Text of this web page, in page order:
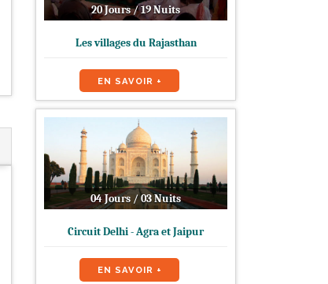
20 Jours / 19 Nuits
Les villages du Rajasthan
EN SAVOIR +
04 Jours / 03 Nuits
Circuit Delhi - Agra et Jaipur
EN SAVOIR +